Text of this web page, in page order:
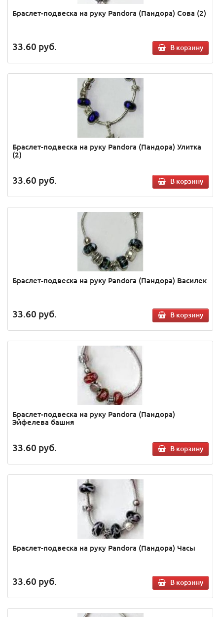
Браслет-подвеска на руку Pandora (Пандора) Сова (2)
33.60 руб. В корзину
Браслет-подвеска на руку Pandora (Пандора) Улитка
(2)
33.60 руб. В корзину
Браслет-подвеска на руку Pandora (Пандора) Василек
33.60 руб. В корзину
Браслет-подвеска на руку Pandora (Пандора)
Эйфелева башня
33.60 руб. В корзину
Браслет-подвеска на руку Pandora (Пандора) Часы
33.60 руб. В корзину